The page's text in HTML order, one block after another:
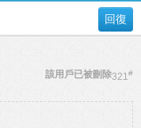
回復
321#
該用戶已被刪除